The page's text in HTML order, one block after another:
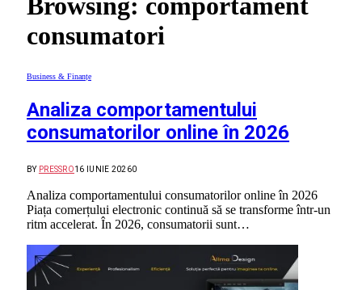
consumatori
Business & Finanțe
Analiza comportamentului
consumatorilor online în 2026
BY PRESSRO16 IUNIE 20260
Analiza comportamentului consumatorilor online în 2026
Piața comerțului electronic continuă să se transforme într-un
ritm accelerat. În 2026, consumatorii sunt…